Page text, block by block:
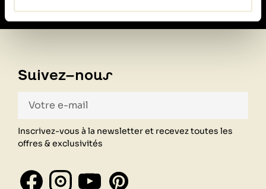
Suivez-nous
Inscrivez-vous à la newsletter et recevez toutes les
offres & exclusivités